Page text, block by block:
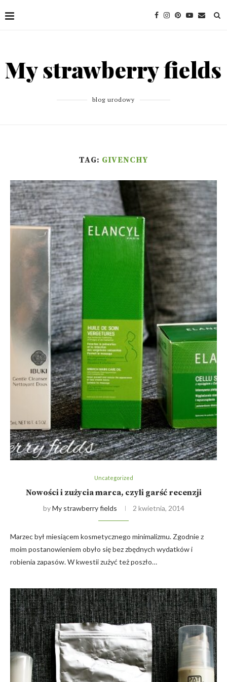
blog urodowy
TAG: GIVENCHY
Uncategorized
Nowości i zużycia marca, czyli garść recenzji
byMy strawberry fields 2 kwietnia, 2014
Marzec był miesiącem kosmetycznego minimalizmu. Zgodnie z
moim postanowieniem obyło się bez zbędnych wydatków i
robienia zapasów. W kwestii zużyć też poszło…